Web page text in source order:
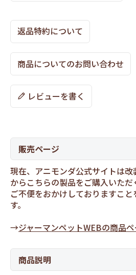
返品特約について
商品についてのお問い合わせ
レビューを書く
販売ページ
現在、アニモンダ公式サイトは
からこちらの製品をご購入いただ
ご不便をおかけしておりますこ
す。
→ジャーマンペットWEBの商品
商品説明